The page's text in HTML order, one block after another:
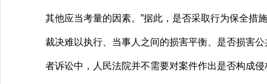
其他应当考量的因素。”据此，是否采取行为保全措
裁决难以执行、当事人之间的损害平衡、是否损害
者诉讼中，人民法院并不需要对案件作出是否构成